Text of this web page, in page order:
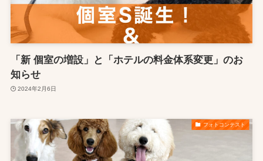
「新 個室の増設」と「ホテルの料金体系変更」のお
知らせ
2024年2月6日
フォトコンテスト